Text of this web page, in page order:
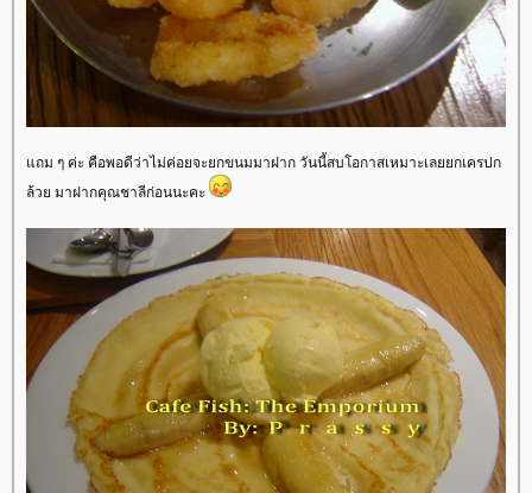
ถม ๆ ค่ะ คือพอดีว่าไม่ค่อยจะยกขนมมาฝาก วันนี้สบโอกาสเหมาะเลยยกเครปก
ล้วย มาฝากคุณชาลีก่อนนะคะ